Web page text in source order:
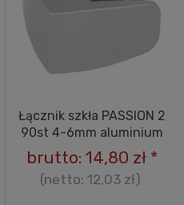
Łącznik szkła PASSION 2
90st 4-6mm aluminium
brutto: 14,80 zł*
(netto: 12,03 zł)